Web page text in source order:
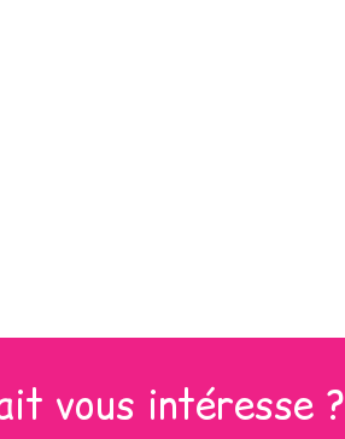
vous intéresse ?